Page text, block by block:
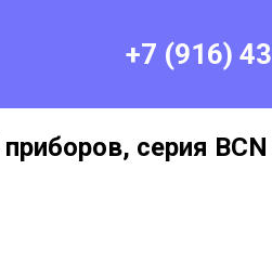
+7 (916)
серия BCN